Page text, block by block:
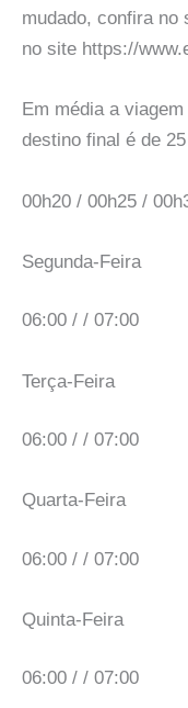
mudado, confira
no site https://
Em média a
destino final é de
00h20 / 00h25 /
Segunda-Feira
06:00 / / 07:00
Terça-Feira
06:00 / / 07:00
Quarta-Feira
06:00 / / 07:00
Quinta-Feira
06:00 / / 07:00